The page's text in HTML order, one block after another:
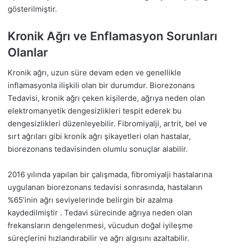
gösterilmiştir.
Kronik Ağrı ve Enflamasyon Sorunları
Olanlar
Kronik ağrı, uzun süre devam eden ve genellikle
inflamasyonla ilişkili olan bir durumdur. Biorezonans
Tedavisi, kronik ağrı çeken kişilerde, ağrıya neden olan
elektromanyetik dengesizlikleri tespit ederek bu
dengesizlikleri düzenleyebilir. Fibromiyalji, artrit, bel ve
sırt ağrıları gibi kronik ağrı şikayetleri olan hastalar,
biorezonans tedavisinden olumlu sonuçlar alabilir.
2016 yılında yapılan bir çalışmada, fibromiyalji hastalarına
uygulanan biorezonans tedavisi sonrasında, hastaların
%65’inin ağrı seviyelerinde belirgin bir azalma
kaydedilmiştir . Tedavi sürecinde ağrıya neden olan
frekansların dengelenmesi, vücudun doğal iyileşme
süreçlerini hızlandırabilir ve ağrı algısını azaltabilir.